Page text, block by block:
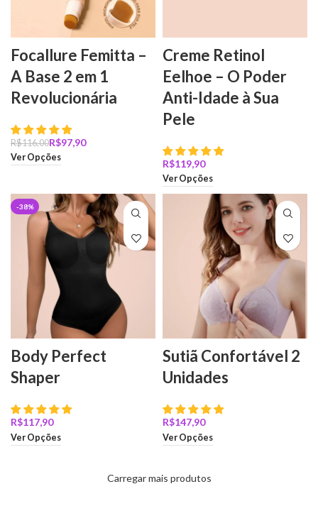
Focallure Femitta –
A Base 2 em 1
Revolucionária
R$116,00R$97,90
Ver Opções
Creme Retinol
Eelhoe – O Poder
Anti-Idade à Sua
Pele
R$
Ver Opções
-38%
Body Perfect
Shaper
R$
Ver Opções
Sutiã Confortável 2
Unidades
R$
Ver Opções
Carregar mais produtos